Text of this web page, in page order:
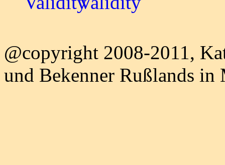
@copyright 2008-2011,
und Bekenner Rußlands in